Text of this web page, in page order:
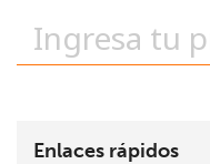
Enlaces rápidos